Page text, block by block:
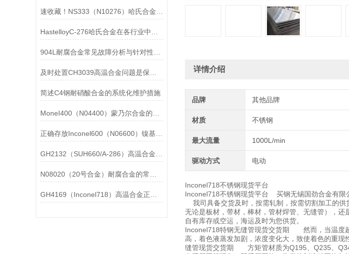
简述C4钢耐硝酸合金的系统化维护措施
正确存放Inconel600（N06600）镍基合金的重要性介绍
详情介绍
品牌 其他品牌
材质 不锈钢
最大流量 1000L/min
驱动方式 电动
Inconel718不锈钢现货平台
Inconel718不锈钢现货平台 买钢无锡国劲合金有限
我司具备交货及时，按需轧制，按需切割加工的供
无论是板材，带材，棒材，管材焊管、无缝管），
自有库存或空运，海运及时为您供货。
Inconel718特钢无缝管现货交货期 然而，当温度
高，着色液蒸发加剧，浓度变化大，致使着色的重
缝管现货交货期 方矩管材质为Q195、Q235、